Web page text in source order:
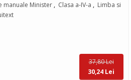
manuale Minister , Clasa a-IV-a , Limba si
37,80 Lei
30,24 Lei